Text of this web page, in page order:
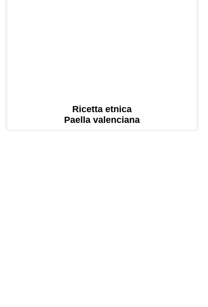
Ricetta etnica
Paella valenciana